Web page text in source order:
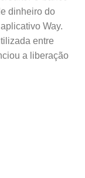
dinheiro do
Way.
entre
a liberação